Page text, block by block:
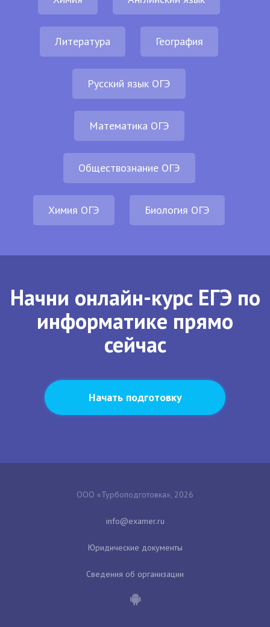
Литература География
Русский язык ОГЭ
Математика ОГЭ
Обществознание ОГЭ
Химия ОГЭ Биология ОГЭ
Начни онлайн-курс ЕГЭ по
информатике прямо
сейчас
Начать подготовку
ООО «Турбоподготовка», 2026
Юридические документы
Сведения об организации